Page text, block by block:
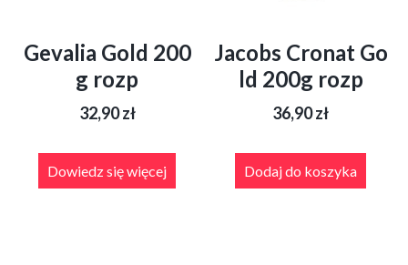
Gevalia Gold 200
g rozp
32,90zł
Dowiedz się więcej
Jacobs Cronat Go
ld 200g rozp
36,90zł
Dodaj do koszyka